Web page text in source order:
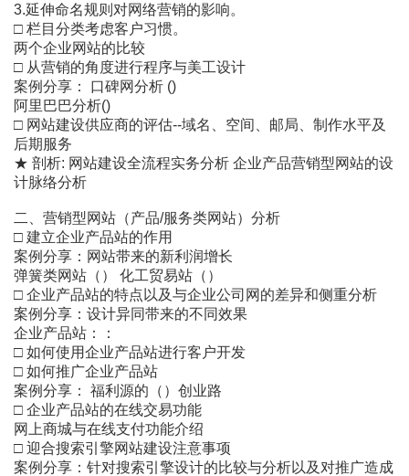
3.延伸命名规则对网络营销的影响。
□ 栏目分类考虑客户习惯。
两个企业网站的比较
□ 从营销的角度进行程序与美工设计
案例分享： 口碑网分析 ()
阿里巴巴分析()
□ 网站建设供应商的评估--域名、空间、邮局、制作水平及
后期服务
★ 剖析: 网站建设全流程实务分析 企业产品营销型网站的设
计脉络分析
二、营销型网站（产品/服务类网站）分析
□ 建立企业产品站的作用
案例分享：网站带来的新利润增长
弹簧类网站（） 化工贸易站（）
□ 企业产品站的特点以及与企业公司网的差异和侧重分析
案例分享：设计异同带来的不同效果
企业产品站：：
□ 如何使用企业产品站进行客户开发
□ 如何推广企业产品站
案例分享： 福利源的（）创业路
□ 企业产品站的在线交易功能
网上商城与在线支付功能介绍
□ 迎合搜索引擎网站建设注意事项
案例分享：针对搜索引擎设计的比较与分析以及对推广造成